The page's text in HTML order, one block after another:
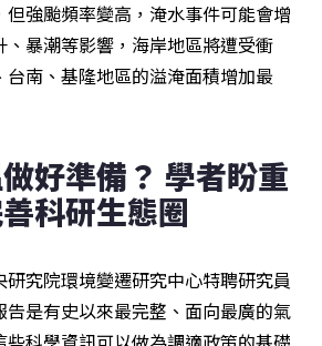
強颱頻率變高，淹水事件可能會增
暴潮等影響，海岸地區將遭受衝
南、基隆地區的溢淹面積增加最
好準備？ 學者盼重
善科研生態圈
究院環境變遷研究中心特聘研究員
是有史以來最完整、面向最廣的氣